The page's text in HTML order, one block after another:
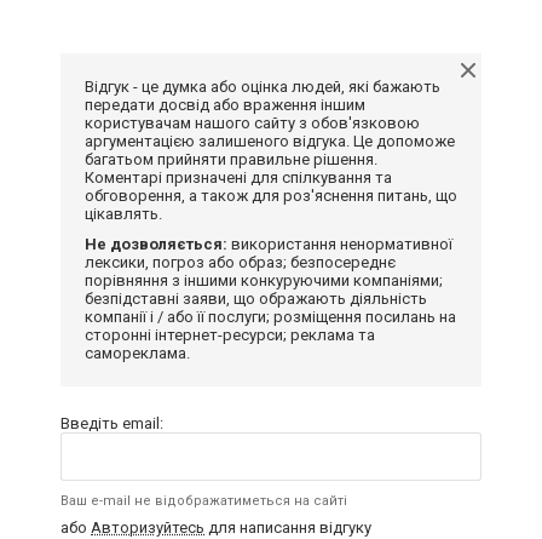
Відгук - це думка або оцінка людей, які бажають
передати досвід або враження іншим
користувачам нашого сайту з обов'язковою
аргументацією залишеного відгука. Це допоможе
багатьом прийняти правильне рішення.
Коментарі призначені для спілкування та
обговорення, а також для роз'яснення питань, що
цікавлять.
Не дозволяється: використання ненормативної
лексики, погроз або образ; безпосереднє
порівняння з іншими конкуруючими компаніями;
безпідставні заяви, що ображають діяльність
компанії і / або її послуги; розміщення посилань на
сторонні інтернет-ресурси; реклама та
самореклама.
Введіть email:
Ваш e-mail не відображатиметься на сайті
або Авторизуйтесь для написання відгуку